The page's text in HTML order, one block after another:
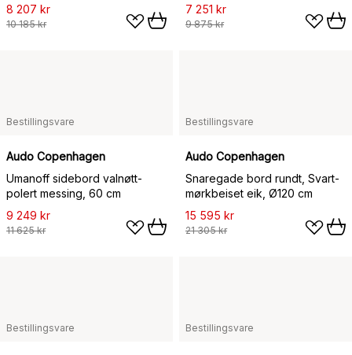
8 207 kr
10 185 kr
7 251 kr
9 875 kr
Bestillingsvare
Audo Copenhagen
Umanoff sidebord valnøtt-
polert messing, 60 cm
9 249 kr
11 625 kr
Bestillingsvare
Audo Copenhagen
Snaregade bord rundt, Svart-
mørkbeiset eik, Ø120 cm
15 595 kr
21 305 kr
Bestillingsvare Bestillingsvare